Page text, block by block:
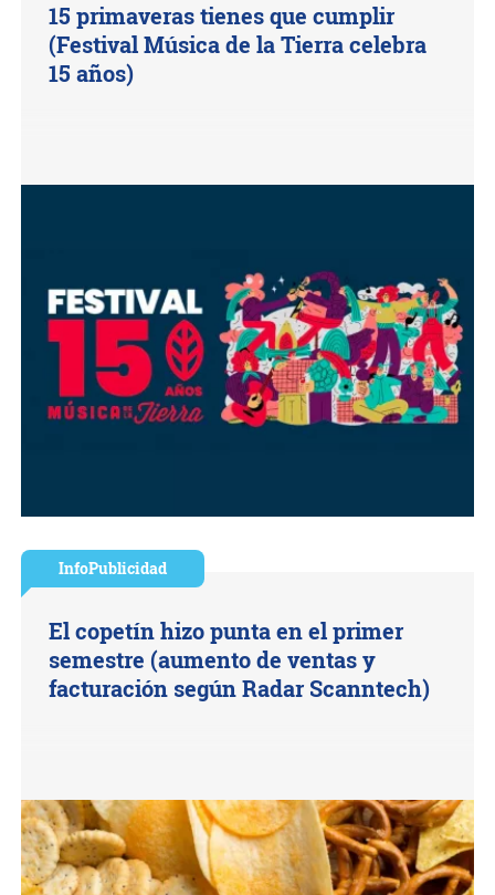
15 primaveras tienes que cumplir
(Festival Música de la Tierra celebra
15 años)
InfoPublicidad
El copetín hizo punta en el primer
semestre (aumento de ventas y
facturación según Radar Scanntech)